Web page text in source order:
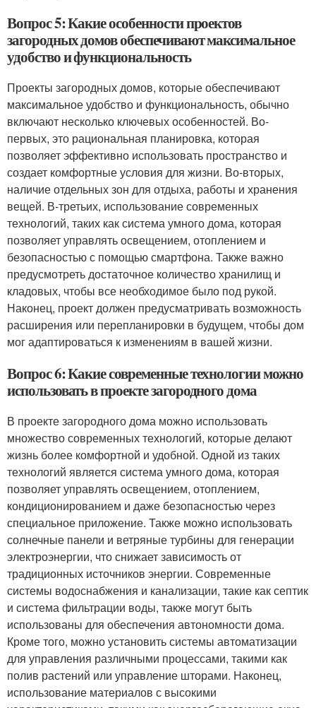
Вопрос 5: Какие особенности проектов
загородных домов обеспечивают максимальное
удобство и функциональность
Проекты загородных домов, которые обеспечивают
максимальное удобство и функциональность, обычно
включают несколько ключевых особенностей. Во-
первых, это рациональная планировка, которая
позволяет эффективно использовать пространство и
создает комфортные условия для жизни. Во-вторых,
наличие отдельных зон для отдыха, работы и хранения
вещей. В-третьих, использование современных
технологий, таких как система умного дома, которая
позволяет управлять освещением, отоплением и
безопасностью с помощью смартфона. Также важно
предусмотреть достаточное количество хранилищ и
кладовых, чтобы все необходимое было под рукой.
Наконец, проект должен предусматривать возможность
расширения или перепланировки в будущем, чтобы дом
мог адаптироваться к изменениям в вашей жизни.
Вопрос 6: Какие современные технологии можно
использовать в проекте загородного дома
В проекте загородного дома можно использовать
множество современных технологий, которые делают
жизнь более комфортной и удобной. Одной из таких
технологий является система умного дома, которая
позволяет управлять освещением, отоплением,
кондиционированием и даже безопасностью через
специальное приложение. Также можно использовать
солнечные панели и ветряные турбины для генерации
электроэнергии, что снижает зависимость от
традиционных источников энергии. Современные
системы водоснабжения и канализации, такие как септик
и система фильтрации воды, также могут быть
использованы для обеспечения автономности дома.
Кроме того, можно установить системы автоматизации
для управления различными процессами, такими как
полив растений или управление шторами. Наконец,
использование материалов с высокими